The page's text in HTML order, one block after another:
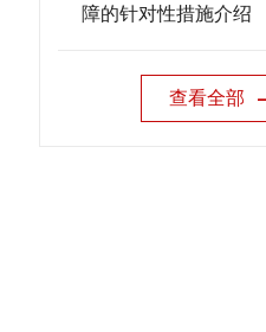
障的针对性措施介绍
查看全部